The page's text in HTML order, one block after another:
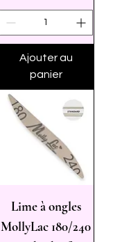
Ajouter au
panier
Lime à ongles
MollyLac 180/240